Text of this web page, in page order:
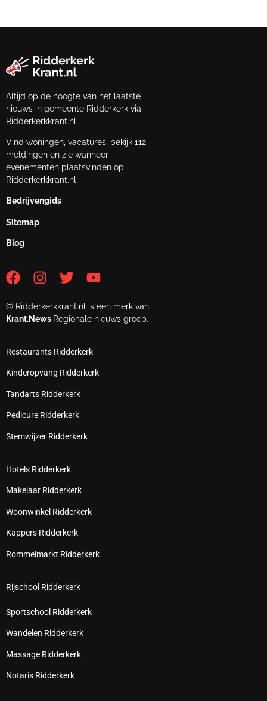
Altijd op de hoogte van het laatste
nieuws in gemeente Ridderkerk via
Ridderkerkkrant.nl.
Vind woningen, vacatures, bekijk 112
meldingen en zie wanneer
evenementen plaatsvinden op
Ridderkerkkrant.nl.
Bedrijvengids
Sitemap
Blog
© Ridderkerkkrant.nl is een merk van
Krant.News Regionale nieuws groep.
Restaurants Ridderkerk
Kinderopvang Ridderkerk
Tandarts Ridderkerk
Pedicure Ridderkerk
Stemwijzer Ridderkerk
Hotels Ridderkerk
Makelaar Ridderkerk
Woonwinkel Ridderkerk
Kappers Ridderkerk
Rommelmarkt Ridderkerk
Rijschool Ridderkerk
Sportschool Ridderkerk
Wandelen Ridderkerk
Massage Ridderkerk
Notaris Ridderkerk